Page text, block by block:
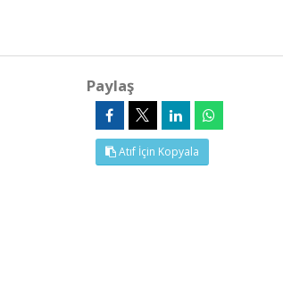
Paylaş
Atıf İçin Kopyala